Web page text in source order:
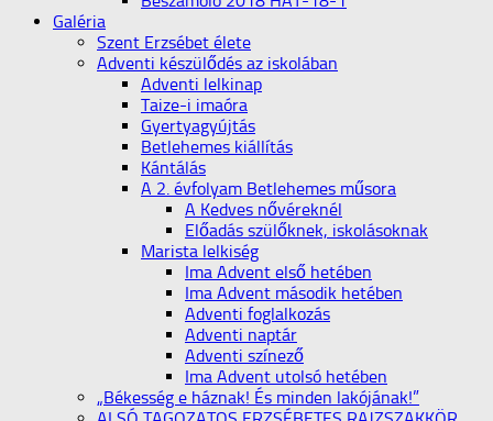
Galéria
Szent Erzsébet élete
Adventi készülődés az iskolában
Adventi lelkinap
Taize-i imaóra
Gyertyagyújtás
Betlehemes kiállítás
Kántálás
A 2. évfolyam Betlehemes műsora
A Kedves nővéreknél
Előadás szülőknek, iskolásoknak
Marista lelkiség
Ima Advent első hetében
Ima Advent második hetében
Adventi foglalkozás
Adventi naptár
Adventi színező
Ima Advent utolsó hetében
„Békesség e háznak! És minden lakójának!”